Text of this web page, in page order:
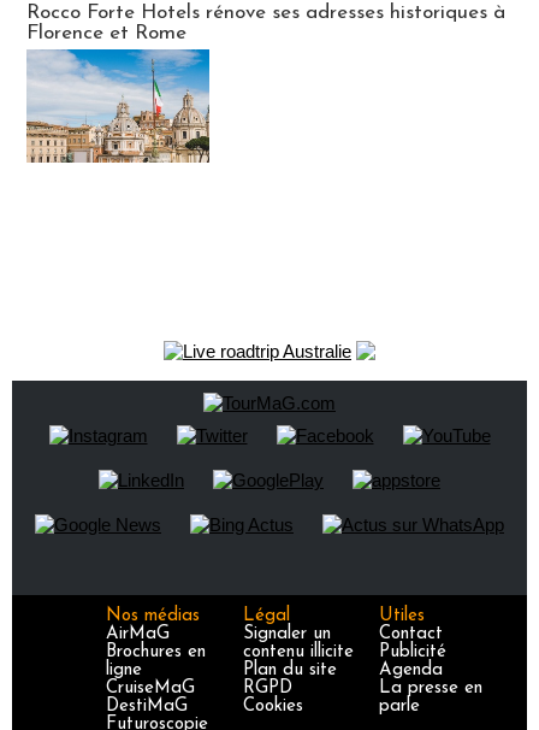
Rocco Forte Hotels rénove ses adresses historiques à
Florence et Rome
Nos médias
AirMaG
Brochures en
ligne
CruiseMaG
DestiMaG
Futuroscopie
Légal
Signaler un
contenu illicite
Plan du site
RGPD
Cookies
Utiles
Contact
Publicité
Agenda
La presse en
parle